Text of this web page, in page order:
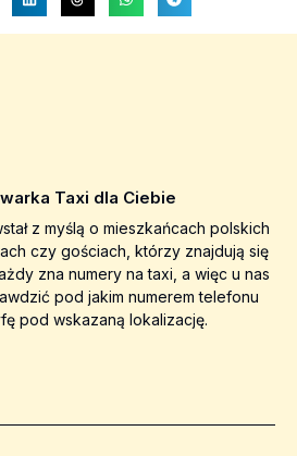
Taxi dla Ciebie
z myślą o mieszkańcach polskich
czy gościach, którzy znajdują się
zna numery na taxi, a więc u nas
pod jakim numerem telefonu
pod wskazaną lokalizację.